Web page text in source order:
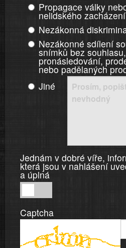
Propagace války
nelidského zacházení
Nezákonná
Nezákonné sdílení
snímků bez
pronásledování,
nebo padělaných
Jiné
Jednám v dobré víře,
která jsou v nahlášení
a úplná
v
dobré
informace
Captcha